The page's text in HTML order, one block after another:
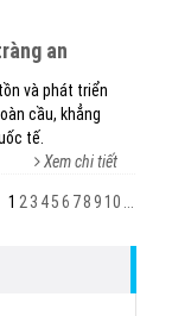
an
và phát triển
cầu, khẳng
tế.
Xem chi tiết
1 2 3 456 789 10